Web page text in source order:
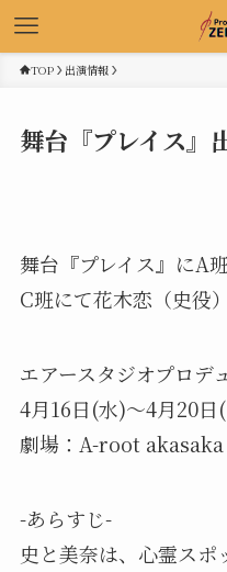
TOP 出演情報
舞台『プレイス』
舞台『プレイス』にA
C班にて花木恋（史役
エアースタジオプロデ
4月16日(水)～4月20日
劇場：A-root akasaka
-あらすじ-
史と美奈は、心霊ス